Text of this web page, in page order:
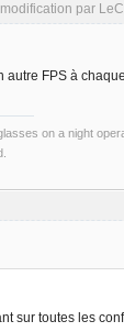
par
autre FPS à
on a night
sur toutes les